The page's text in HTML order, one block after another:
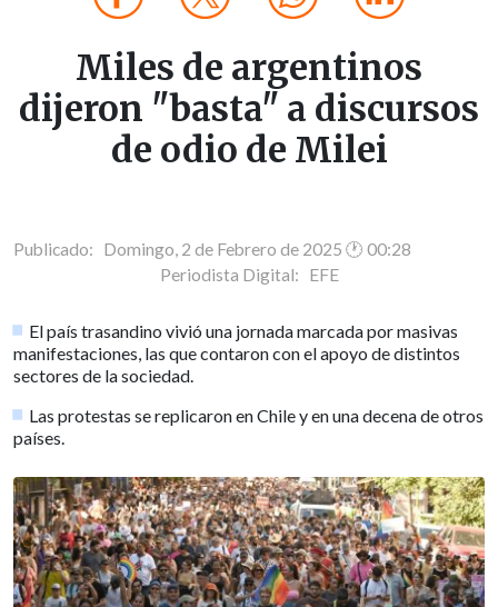
Miles de argentinos
dijeron "basta" a discursos
de odio de Milei
Publicado: Domingo, 2 de Febrero de 2025 🕐 00:28
Periodista Digital: EFE
El país trasandino vivió una jornada marcada por masivas
manifestaciones, las que contaron con el apoyo de distintos
sectores de la sociedad.
Las protestas se replicaron en Chile y en una decena de otros
países.